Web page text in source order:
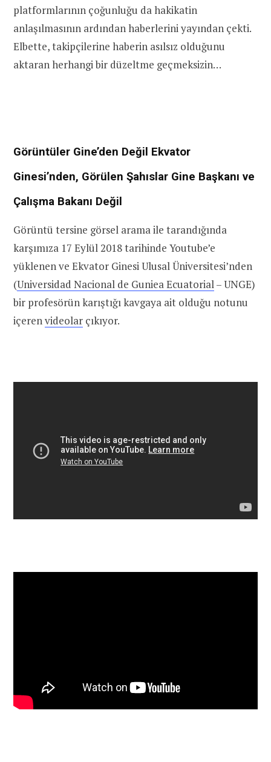
platformlarının çoğunluğu da hakikatin
anlaşılmasının ardından haberlerini yayından çekti.
Elbette, takipçilerine haberin asılsız olduğunu
aktaran herhangi bir düzeltme geçmeksizin…
Görüntüler Gine’den Değil Ekvator
Ginesi’nden, Görülen Şahıslar Gine Başkanı ve
Çalışma Bakanı Değil
Görüntü tersine görsel arama ile tarandığında
karşımıza 17 Eylül 2018 tarihinde Youtube’e
yüklenen ve Ekvator Ginesi Ulusal Üniversitesi’nden
(Universidad Nacional de Guniea Ecuatorial– UNGE)
bir profesörün karıştığı kavgaya ait olduğu notunu
içerenvideolar çıkıyor.